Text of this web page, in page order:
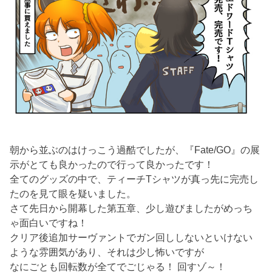
朝から並ぶのはけっこう過酷でしたが、『Fate/GO』の展
示がとても良かったので行って良かったです！
全てのグッズの中で、ティーチTシャツが真っ先に完売し
たのを見て眼を疑いました。
さて先日から開幕した第五章、少し遊びましたがめっち
ゃ面白いですね！
クリア後追加サーヴァントでガン回ししないといけない
ような雰囲気があり、それは少し怖いですが
なにごとも回転数が全てでごじゃる！ 回すゾ～！